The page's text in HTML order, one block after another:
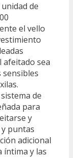
de
el vello
afeitado sea
sensibles
de
para
y
puntas
adicional
íntima y las